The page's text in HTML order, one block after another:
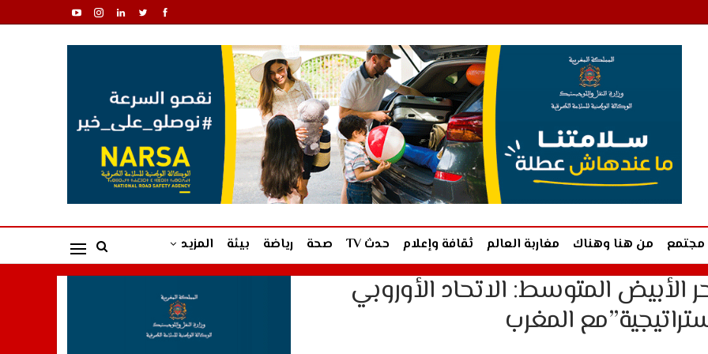
مجتمع من هنا وهناك مغاربة العالم ثقافة وإعلام حدث TV صحة رياضة بيئة المزيد
الأبيض المتوسط: الاتحاد الأوروبي
المغرب